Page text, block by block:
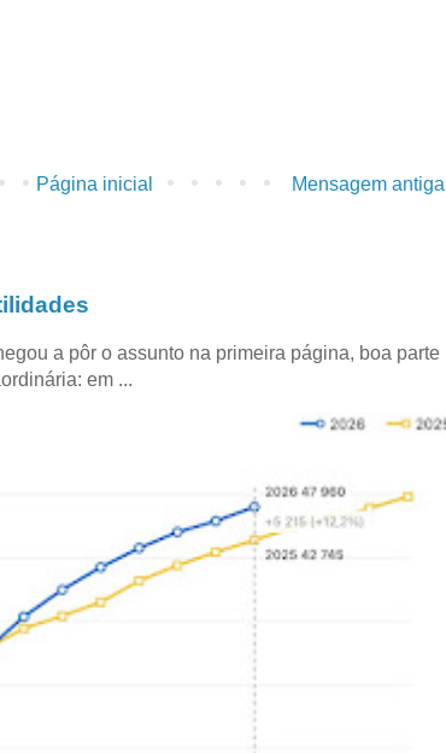
Mensagem antiga
Página inicial
a pôr o assunto na primeira página, boa parte
em ...